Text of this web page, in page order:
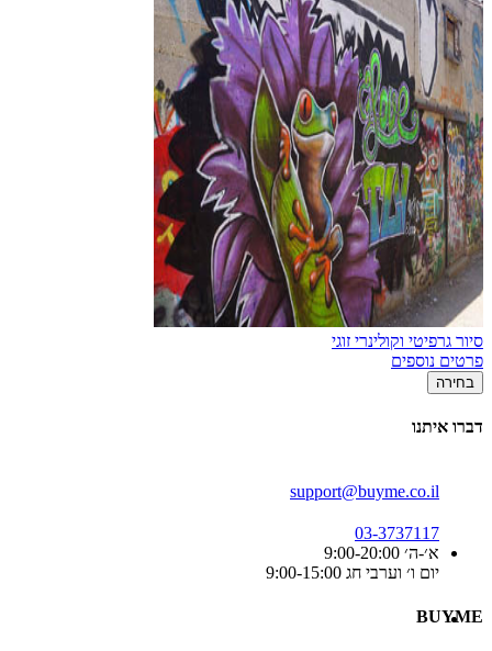
סיור גרפיטי וקולינרי זוגי
פרטים נוספים
בחירה
דברו איתנו
support@buyme.co.il
03-3737117
א׳-ה׳ 9:00-20:00
יום ו׳ וערבי חג 9:00-15:00
BUYME